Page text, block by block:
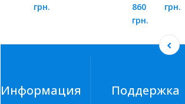
грн.
860
грн.
грн.
Информация Поддержка